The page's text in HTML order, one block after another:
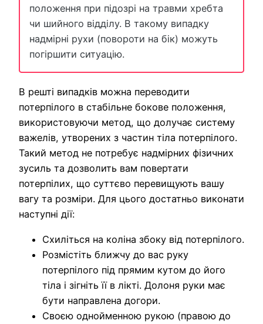
положення при підозрі на травми хребта
чи шийного відділу. В такому випадку
надмірні рухи (повороти на бік) можуть
погіршити ситуацію.
В решті випадків можна переводити
потерпілого в стабільне бокове положення,
використовуючи метод, що долучає систему
важелів, утворених з частин тіла потерпілого.
Такий метод не потребує надмірних фізичних
зусиль та дозволить вам повертати
потерпілих, що суттєво перевищують вашу
вагу та розміри. Для цього достатньо виконати
наступні дії:
Схиліться на коліна збоку від потерпілого.
Розмістіть ближчу до вас руку
потерпілого під прямим кутом до його
тіла і зігніть її в лікті. Долоня руки має
бути направлена догори.
Своєю однойменною рукою (правою до